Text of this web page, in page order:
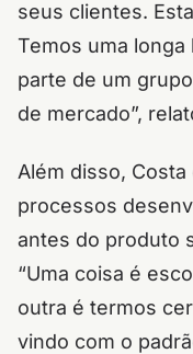
seus clientes.
Temos uma
parte de um
de mercado”,
Além disso,
processos
antes do produto
“Uma coisa é
outra é termos
vindo com o